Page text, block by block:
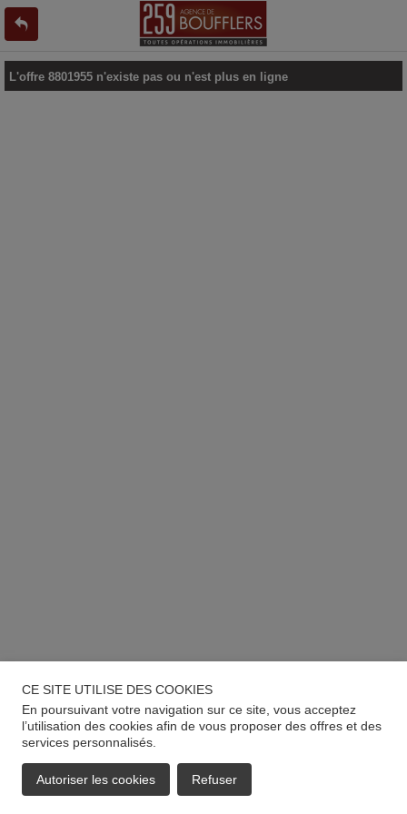
L'offre 8801955 n'existe pas ou n'est plus en ligne
CE SITE UTILISE DES COOKIES
En poursuivant votre navigation sur ce site, vous acceptez
l’utilisation des cookies afin de vous proposer des offres et des
services personnalisés.
Autoriser les cookies Refuser